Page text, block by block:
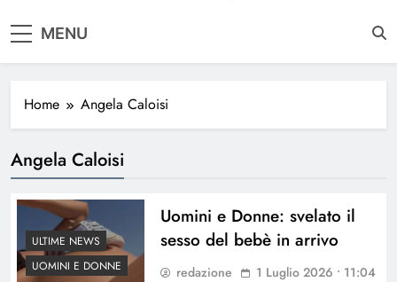
MENU
Home Angela Caloisi
Angela Caloisi
ULTIME NEWS
UOMINI E DONNE
Uomini e Donne: svelato il
sesso del bebè in arrivo
redazione 1 Luglio 2026 • 11:04